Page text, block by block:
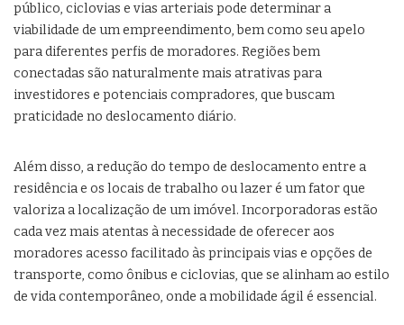
público, ciclovias e vias arteriais pode determinar a
viabilidade de um empreendimento, bem como seu apelo
para diferentes perfis de moradores. Regiões bem
conectadas são naturalmente mais atrativas para
investidores e potenciais compradores, que buscam
praticidade no deslocamento diário.
Além disso, a redução do tempo de deslocamento entre a
residência e os locais de trabalho ou lazer é um fator que
valoriza a localização de um imóvel. Incorporadoras estão
cada vez mais atentas à necessidade de oferecer aos
moradores acesso facilitado às principais vias e opções de
transporte, como ônibus e ciclovias, que se alinham ao estilo
de vida contemporâneo, onde a mobilidade ágil é essencial.